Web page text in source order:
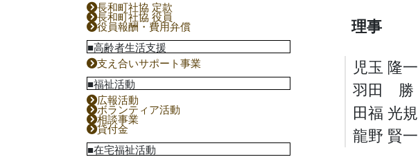
理事
児玉 隆一
羽田 勝
田福 光規
龍野 賢一
長和町社協 定款
長和町社協 役員
役員報酬・費用弁償
■高齢者生活支援
支え合いサポート事業
■福祉活動
広報活動
ボランティア活動
相談事業
貸付金
■在宅福祉活動